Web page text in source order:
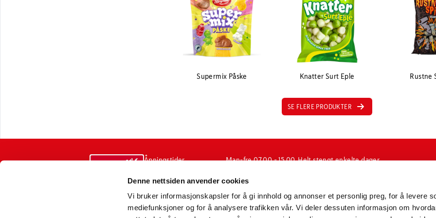
Denne nettsiden anvender cookies
Vi bruker informasjonskapsler for å gi innhold og annonser et personlig preg, for å levere
mediefunksjoner og for å analysere trafikken vår. Vi deler dessuten informasjon om
Supermix Påske Knatter Surt Eple Rustne
SE FLERE PRODUKTER
Åpningstider
Man-fre 07.00 - 15.00. Helt stengt enkelte dager
enkelte inneklemte dager.
Sentralbord
(ubetjent)
Postadresse
N-1601 Fredrikstad